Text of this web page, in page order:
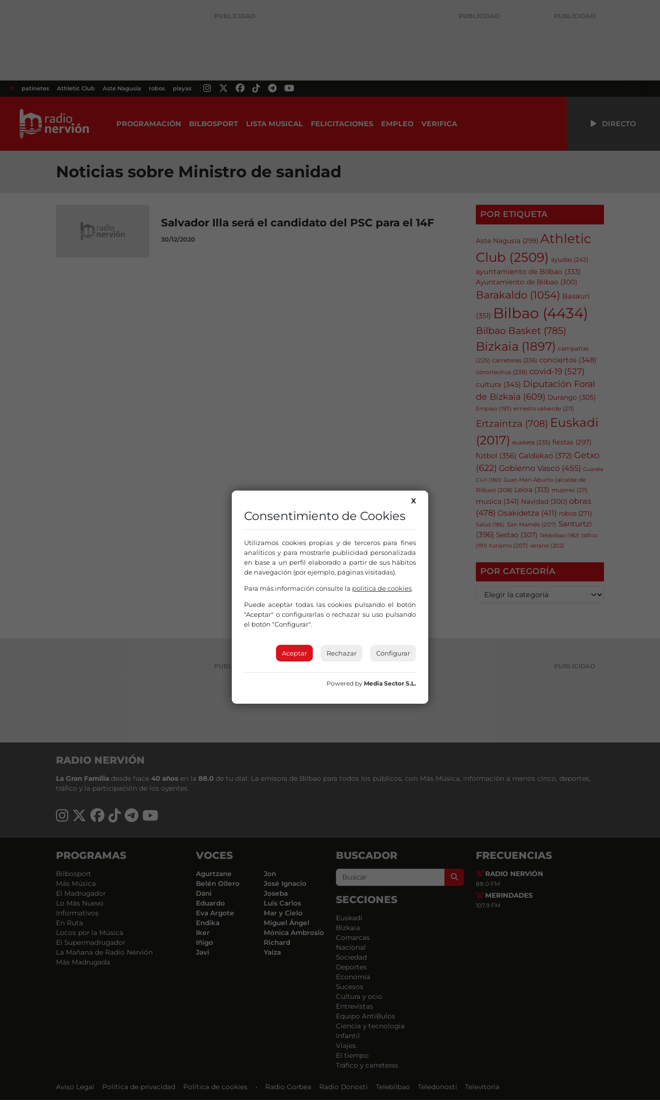
PUBLICIDAD PUBLICIDAD PUBLICIDAD
# patinetes Athletic Club Aste Nagusia robos playas
PROGRAMACIÓN BILBOSPORT LISTA MUSICAL FELICITACIONES EMPLEO VERIFICA DIRECTO
Noticias sobre Ministro de sanidad
Salvador Illa será el candidato del PSC para el 14F
30/12/2020
POR ETIQUETA
Aste Nagusia (299) Athletic
Club (2509) ayudas (242)
ayuntamiento de Bilbao (333)
Ayuntamiento de Bilbao (300)
Barakaldo (1054) Basauri
(351) Bilbao (4434)
Bilbao Basket (785)
Bizkaia (1897) campañas
(225) carreteras (236) conciertos (348)
coronavirus (238) covid-19 (527)
cultura (345) Diputación Foral
de Bizkaia (609) Durango (305)
Empleo (197) ernesto valverde (211)
Ertzaintza (708) Euskadi
(2017) euskera (235) fiestas (297)
fútbol (356) Galdakao (372) Getxo
(622) Gobierno Vasco (455) Guardia
Civil (180) Juan Mari Aburto (alcalde de
Bilbao) (208) Leioa (313) mujeres (211)
musica (341) Navidad (300) obras
(478) Osakidetza (411) robos (271)
Salud (186) San Mamés (207) Santurtzi
(396) Sestao (307) Telebilbao (182) tráfico
(191) turismo (207) verano (202)
POR CATEGORÍA
PUBLICIDAD PUBLICIDAD
RADIO NERVIÓN
La Gran Familia desde hace 40 años en la 88.0 de tu dial. La emisora de Bilbao para todos los públicos, con Más Música, información a menos cinco, deportes,
tráfico y la participación de los oyentes.
PROGRAMAS
Bilbosport
Más Música
El Madrugador
Lo Más Nuevo
Informativos
En Ruta
Locos por la Música
El Supermadrugador
La Mañana de Radio Nervión
Más Madrugada
VOCES
Agurtzane
Belén Ollero
Dani
Eduardo
Eva Argote
Endika
Iker
Iñigo
Javi
Jon
José Ignacio
Joseba
Luis Carlos
Mar y Cielo
Miguel Ángel
Mónica Ambrosio
Richard
Yaiza
BUSCADOR
Search
SECCIONES
Euskadi
Bizkaia
Comarcas
Nacional
Sociedad
Deportes
Economía
Sucesos
Cultura y ocio
Entrevistas
Equipo AntiBulos
Ciencia y tecnología
Infantil
Viajes
El tiempo
Tráfico y carreteras
FRECUENCIAS
RADIO NERVIÓN
88.0 FM
MERINDADES
107.9 FM
Aviso Legal Política de privacidad Política de cookies • Radio Gorbea Radio Donosti Telebilbao Teledonosti Televitoria
X
Consentimiento de Cookies
Utilizamos cookies propias y de terceros para fines
analíticos y para mostrarle publicidad personalizada
en base a un perfil elaborado a partir de sus hábitos
de navegación (por ejemplo, páginas visitadas).
Para más información consulte la política de cookies.
Puede aceptar todas las cookies pulsando el botón
"Aceptar" o configurarlas o rechazar su uso pulsando
el botón "Configurar".
Aceptar Rechazar Configurar
Powered by Media Sector S.L.